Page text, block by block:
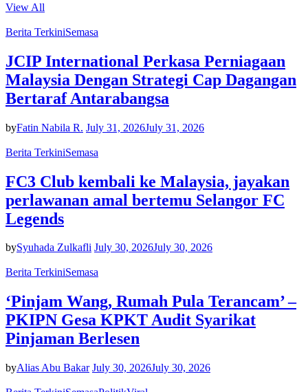
View All
Berita TerkiniSemasa
JCIP International Perkasa Perniagaan
Malaysia Dengan Strategi Cap Dagangan
Bertaraf Antarabangsa
byFatin Nabila R. July 31, 2026July 31, 2026
Berita TerkiniSemasa
FC3 Club kembali ke Malaysia, jayakan
perlawanan amal bertemu Selangor FC
Legends
bySyuhada Zulkafli July 30, 2026July 30, 2026
Berita TerkiniSemasa
‘Pinjam Wang, Rumah Pula Terancam’ –
PKIPN Gesa KPKT Audit Syarikat
Pinjaman Berlesen
byAlias Abu Bakar July 30, 2026July 30, 2026